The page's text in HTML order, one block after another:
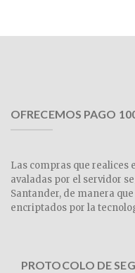
OFRECEMOS PAGO
Las compras que realices
avaladas por el servidor
Santander, de manera
encriptados por la
PROTOCOLO DE